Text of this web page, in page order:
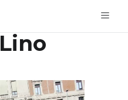
Lino